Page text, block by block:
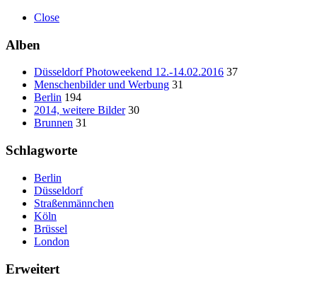
Close
Alben
Düsseldorf Photoweekend 12.-14.02.2016 37
Menschenbilder und Werbung 31
Berlin 194
2014, weitere Bilder 30
Brunnen 31
Schlagworte
Berlin
Düsseldorf
Straßenmännchen
Köln
Brüssel
London
Erweitert